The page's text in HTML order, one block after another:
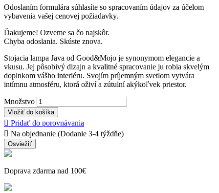
Odoslaním formulára súhlasíte so spracovaním údajov za účelom
vybavenia vašej cenovej požiadavky.
Ďakujeme! Ozveme sa čo najskôr.
Chyba odoslania. Skúste znova.
Stojacia lampa Java od Good&Mojo je synonymom elegancie a
vkusu. Jej pôsobivý dizajn a kvalitné spracovanie ju robia skvelým
doplnkom vášho interiéru. Svojím príjemným svetlom vytvára
intímnu atmosféru, ktorá oživí a zútulní akýkoľvek priestor.
Množstvo
Vložiť do košíka
 Pridať do porovnávania
 Na objednanie (Dodanie 3-4 týždňe)
Doprava zdarma nad 100€